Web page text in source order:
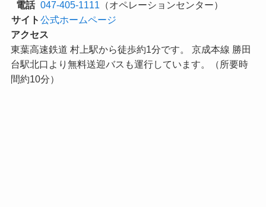
電話 047-405-1111 （オペレーションセンター）
サイト 公式ホームページ
アクセス
東葉高速鉄道 村上駅から徒歩約1分です。 京成本線 勝田
台駅北口より無料送迎バスも運行しています。（所要時
間約10分）